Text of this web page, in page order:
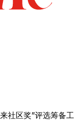
社区奖”评选筹备工